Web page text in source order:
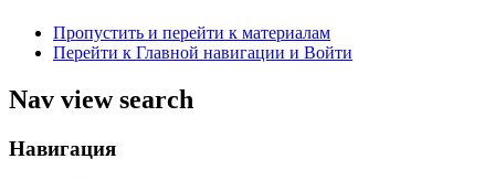
Пропустить и перейти к материалам
Перейти к Главной навигации и Войти
Nav view search
Навигация